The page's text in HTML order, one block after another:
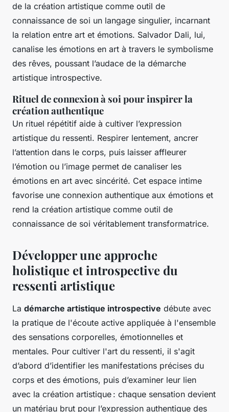
de la création artistique comme outil de
connaissance de soi un langage singulier, incarnant
la relation entre art et émotions. Salvador Dali, lui,
canalise les émotions en art à travers le symbolisme
des rêves, poussant l’audace de la démarche
artistique introspective.
Rituel de connexion à soi pour inspirer la
création authentique
Un rituel répétitif aide à cultiver l’expression
artistique du ressenti. Respirer lentement, ancrer
l’attention dans le corps, puis laisser affleurer
l’émotion ou l’image permet de canaliser les
émotions en art avec sincérité. Cet espace intime
favorise une connexion authentique aux émotions et
rend la création artistique comme outil de
connaissance de soi véritablement transformatrice.
Développer une approche
holistique et introspective du
ressenti artistique
La démarche artistique introspective débute avec
la pratique de l'écoute active appliquée à l'ensemble
des sensations corporelles, émotionnelles et
mentales. Pour cultiver l'art du ressenti, il s'agit
d’abord d’identifier les manifestations précises du
corps et des émotions, puis d’examiner leur lien
avec la création artistique : chaque sensation devient
un matériau brut pour l’expression authentique des